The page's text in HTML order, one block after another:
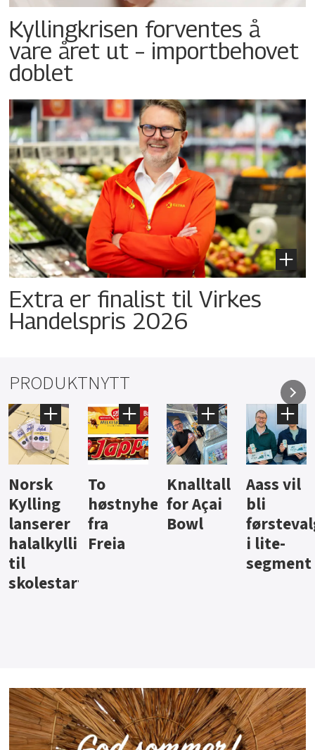
Kyllingkrisen forventes å
vare året ut – importbehovet
doblet
Extra er finalist til Virkes
Handelspris 2026
PRODUKTNYTT
Knalltall
for Açai
Bowl
Aass vil
bli
førstevalg
i lite-
Brus og
jus fra
Berentsen
Hard
iste fra
Hansa